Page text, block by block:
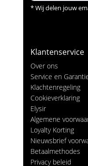
* Wij delen jouw
Klantenservice
Over ons
Service en
Klachtenregeling
Cookieverklaring
Elysir
Algemene
Loyalty Korting
Nieuwsbrief
Betaalmethodes
Privacy beleid